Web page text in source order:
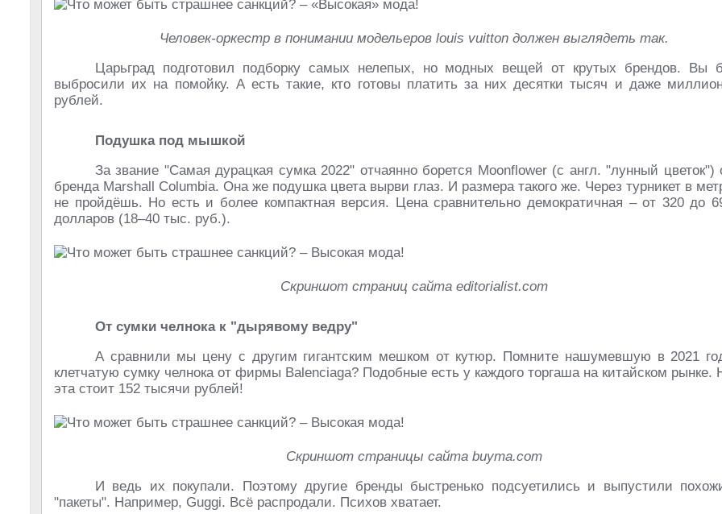
Человек-оркестр в понимании модельеров louis vuitton должен выглядеть так.
Царьград подготовил подборку самых нелепых, но модных вещей от крутых брендов. Вы
выбросили их на помойку. А есть такие, кто готовы платить за них десятки тысяч и даже
рублей.
Подушка под мышкой
За звание "Самая дурацкая сумка 2022" отчаянно борется Moonflower (с англ. "лунный цветок")
бренда Marshall Columbia. Она же подушка цвета вырви глаз. И размера такого же. Через турникет в
не пройдёшь. Но есть и более компактная версия. Цена сравнительно демократичная – от 320 до
долларов (18–40 тыс. руб.).
Скриншот страниц сайта editorialist.com
От сумки челнока к "дырявому ведру"
А сравнили мы цену с другим гигантским мешком от кутюр. Помните нашумевшую в 2021
клетчатую сумку челнока от фирмы Balenciaga? Подобные есть у каждого торгаша на китайском рынке.
эта стоит 152 тысячи рублей!
Скриншот страницы сайта buyma.com
И ведь их покупали. Поэтому другие бренды быстренько подсуетились и выпустили
"пакеты". Например, Guggi. Всё распродали. Психов хватает.